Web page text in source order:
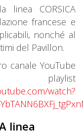
linea CORSICA
francese e
nonché al
del Pavillon.
canale YouTube
watch?
linea